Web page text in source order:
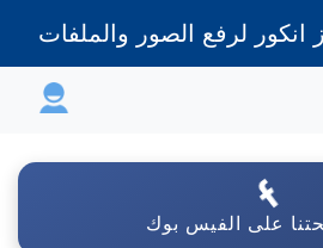
انكور لرفع الصور والملفات
على الفيس بوك